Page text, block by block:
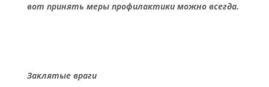
вот принять меры профилактики можно всегда.
Заклятые враги